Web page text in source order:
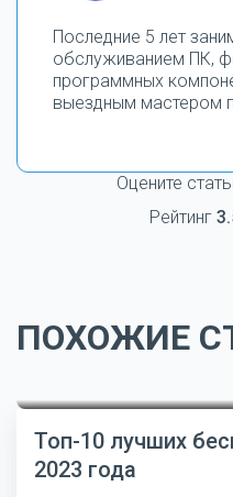
Последние 5 лет
обслуживанием ПК,
программных
выездным мастером
Оцените
Рейтинг
ПОХОЖИЕ
Топ-10 лучших
2023 года